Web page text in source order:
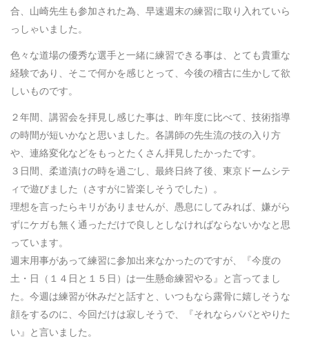
合、山崎先生も参加された為、早速週末の練習に取り入れていら
っしゃいました。
色々な道場の優秀な選手と一緒に練習できる事は、とても貴重な
経験であり、そこで何かを感じとって、今後の稽古に生かして欲
しいものです。
２年間、講習会を拝見し感じた事は、昨年度に比べて、技術指導
の時間が短いかなと思いました。各講師の先生流の技の入り方
や、連絡変化などをもっとたくさん拝見したかったです。
３日間、柔道漬けの時を過ごし、最終日終了後、東京ドームシテ
ィで遊びました（さすがに皆楽しそうでした）。
理想を言ったらキリがありませんが、愚息にしてみれば、嫌がら
ずにケガも無く通っただけで良しとしなければならないかなと思
っています。
週末用事があって練習に参加出来なかったのですが、『今度の
土・日（１４日と１５日）は一生懸命練習やる』と言ってまし
た。今週は練習が休みだと話すと、いつもなら露骨に嬉しそうな
顔をするのに、今回だけは寂しそうで、『それならパパとやりた
い』と言いました。